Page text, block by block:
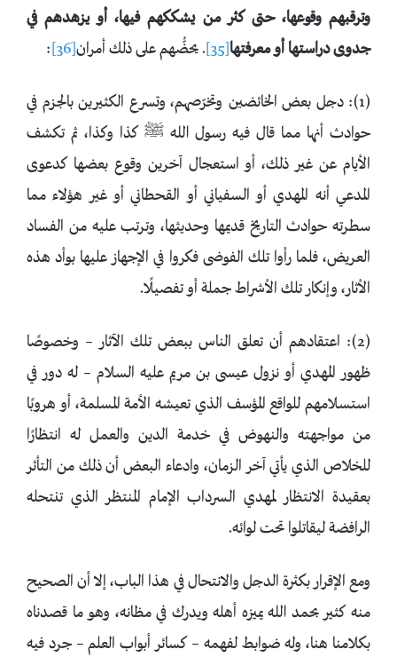
وترقبهم وقوعها، حتى كثر من يشككهم فيها، أو يزهدهم في
جدوى دراستها أو معرفتها[35] . يحضُّهم على ذلك أمران[36]
:
(1): دجل بعض الخائضين وتخرّصهم، وتسرع الكثيرين بالجزم في
حوادث أنها مما قال فيه رسول الله ﷺ كذا وكذا، ثم تكشف
الأيام عن غير ذلك، أو استعجال آخرين وقوع بعضها كدعوى
المدعي أنه المهدي أو السفياني أو القحطاني أو غير هؤلاء مما
سطرته حوادث التاريخ قديمها وحديثها، وترتب عليه من الفساد
العريض، فلما رأوا تلك الفوضى فكروا في الإجهاز عليها بوأد هذه
الأثار، وإنكار تلك الأشراط جملة أو تفصيلًا.
(2): اعتقادهم أن تعلق الناس ببعض تلك الآثار – وخصوصًا
ظهور المهدي أو نزول عيسى بن مريم عليه السلام – له دور في
استسلامهم للواقع المؤسف الذي تعيشه الأمة المسلمة، أو هروبًا
من مواجهته والنهوض في خدمة الدين والعمل له انتظارًا
للخلاص الذي يأتي آخر الزمان، وادعاء البعض أن ذلك من التأثر
بعقيدة الانتظار لمهدي السرداب الإمام المنتظر الذي تنتحله
الرافضة ليقاتلوا تحت لوائه.
ومع الإقرار بكثرة الدجل والانتحال في هذا الباب، إلا أن الصحيح
منه كثير بحمد الله يميزه أهله ويدرك في مظانه، وهو ما قصدناه
بكلامنا هنا، وله ضوابط لفهمه – كسائر أبواب العلم – جرد فيه